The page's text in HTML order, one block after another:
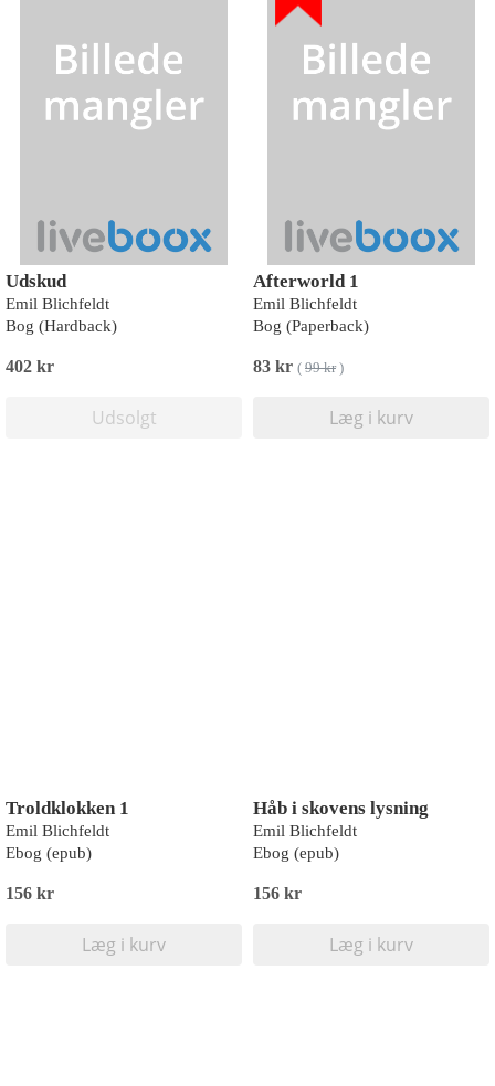
Udskud
Emil Blichfeldt
Bog (Hardback)
402 kr
Udsolgt
Afterworld 1
Emil Blichfeldt
Bog (Paperback)
83 kr ( 99 kr)
Læg i kurv
Troldklokken 1
Emil Blichfeldt
Ebog (epub)
156 kr
Læg i kurv
Håb i skovens lysning
Emil Blichfeldt
Ebog (epub)
156 kr
Læg i kurv